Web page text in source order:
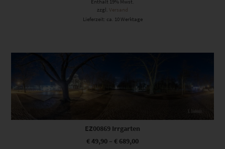
Enthält 19% Mwst.
zzgl. Versand
Lieferzeit: ca. 10 Werktage
Dieses Produkt weist mehrere Varianten auf. Die Optionen können auf der Produktseite gewählt werden
EZ00869 Irrgarten
€49,90 – € 689,00